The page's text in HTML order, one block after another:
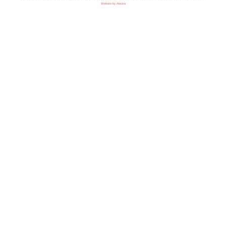
Website by Alucina